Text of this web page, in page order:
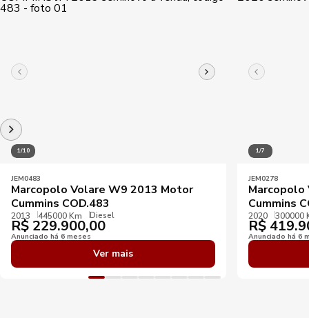
1/10
JEM0483
Marcopolo Volare W9 2013 Motor
Cummins COD.483
2013 445000 Km Diesel
R$ 229.900,00
Anunciado há 6 meses
Ver mais
1/7
JEM0278
Marcopolo
Cummins
2020 300000
R$
Anunciado há 6